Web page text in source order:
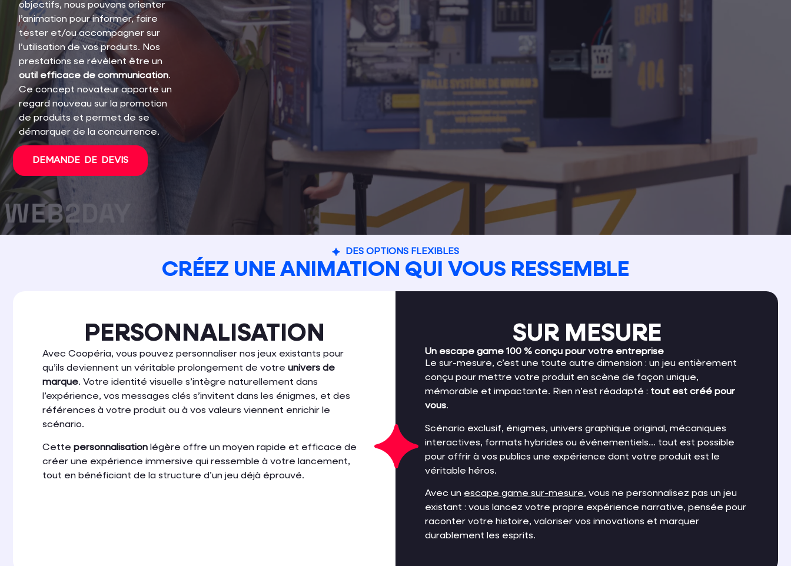
objectifs, nous pouvons orienter
l’animation pour informer, faire
tester et/ou accompagner sur
l’utilisation de vos produits. Nos
prestations se révèlent être un
outil efficace de communication.
Ce concept novateur apporte un
regard nouveau sur la promotion
de produits et permet de se
démarquer de la concurrence.
DEMANDE DE DEVIS
DES OPTIONS FLEXIBLES
CRÉEZ UNE ANIMATION QUI VOUS RESSEMBLE
PERSONNALISATION
Avec Coopéria, vous pouvez personnaliser nos jeux existants pour
qu’ils deviennent un véritable prolongement de votre univers de
marque. Votre identité visuelle s’intègre naturellement dans
l’expérience, vos messages clés s’invitent dans les énigmes, et des
références à votre produit ou à vos valeurs viennent enrichir le
scénario.
Cette personnalisation légère offre un moyen rapide et efficace de
créer une expérience immersive qui ressemble à votre lancement,
tout en bénéficiant de la structure d’un jeu déjà éprouvé.
SUR MESURE
Un escape game 100 % conçu pour votre entreprise
Le sur-mesure, c’est une toute autre dimension : un jeu entièrement
conçu pour mettre votre produit en scène de façon unique,
mémorable et impactante. Rien n’est réadapté : tout est créé pour
vous.
Scénario exclusif, énigmes, univers graphique original, mécaniques
interactives, formats hybrides ou événementiels… tout est possible
pour offrir à vos publics une expérience dont votre produit est le
véritable héros.
Avec un escape game sur-mesure, vous ne personnalisez pas un jeu
existant : vous lancez votre propre expérience narrative, pensée pour
raconter votre histoire, valoriser vos innovations et marquer
durablement les esprits.